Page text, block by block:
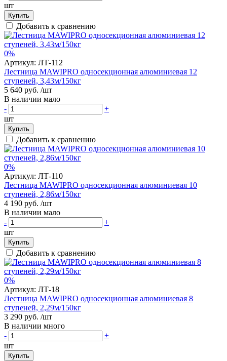
шт
Купить
Добавить к сравнению
0%
Артикул: ЛТ-112
Лестница MAWIPRO односекционная алюминиевая 12
ступеней, 3,43м/150кг
5 640 руб. /шт
В наличии мало
-
+
шт
Купить
Добавить к сравнению
0%
Артикул: ЛТ-110
Лестница MAWIPRO односекционная алюминиевая 10
ступеней, 2,86м/150кг
4 190 руб. /шт
В наличии мало
-
+
шт
Купить
Добавить к сравнению
0%
Артикул: ЛТ-18
Лестница MAWIPRO односекционная алюминиевая 8
ступеней, 2,29м/150кг
3 290 руб. /шт
В наличии много
-
+
шт
Купить